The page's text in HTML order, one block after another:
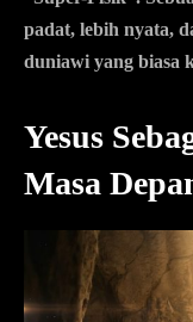
padat, lebih nyata,
duniawi yang biasa
Yesus
Masa